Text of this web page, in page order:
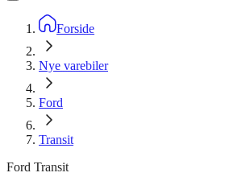
Forside
Nye varebiler
Ford
Transit
Ford Transit